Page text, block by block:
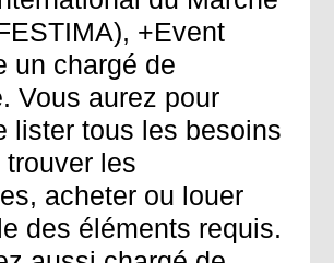
+Event
un chargé de
Vous aurez pour
lister tous les besoins
les
acheter ou louer
des éléments requis.